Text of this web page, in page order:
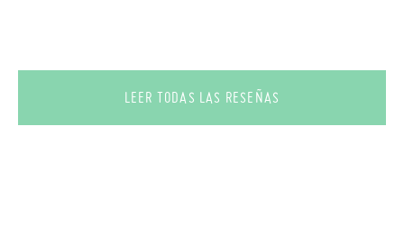
LEER TODAS LAS RESEÑAS